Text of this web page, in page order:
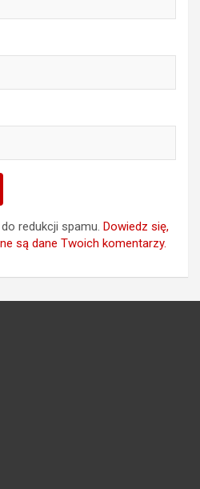
redukcji spamu. Dowiedz się,
są dane Twoich komentarzy.